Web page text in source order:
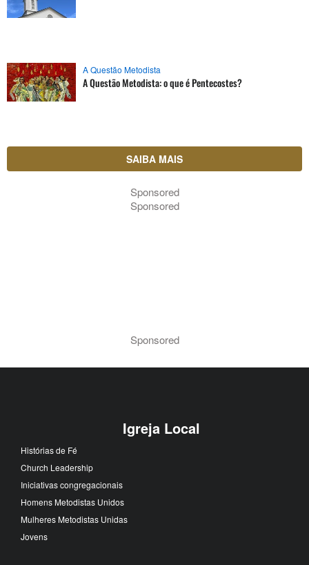
A Questão Metodista
A Questão Metodista: o que é Pentecostes?
SAIBA MAIS
Sponsored
Sponsored
Sponsored
Igreja Local
Histórias de Fé
Church Leadership
Iniciativas congregacionais
Homens Metodistas Unidos
Mulheres Metodistas Unidas
Jovens